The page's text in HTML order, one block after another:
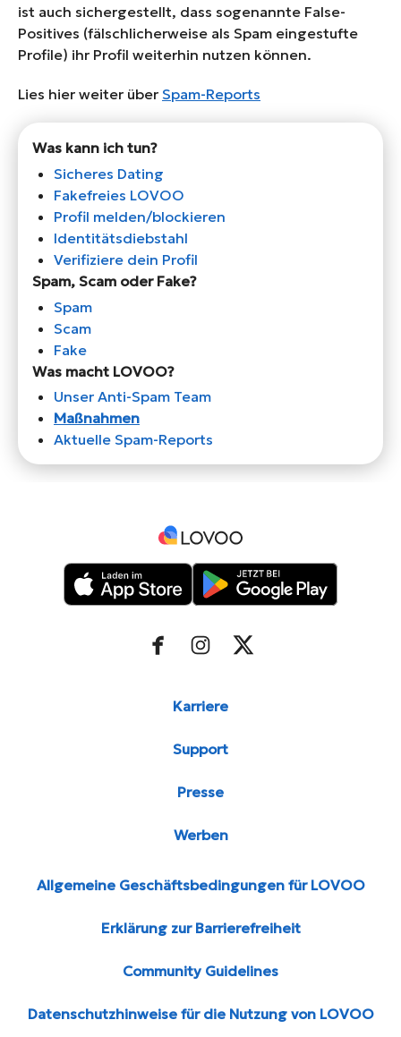
ist auch sichergestellt, dass sogenannte False-
Positives (fälschlicherweise als Spam eingestufte
Profile) ihr Profil weiterhin nutzen können.
Lies hier weiter über Spam-Reports
Was kann ich tun?
Sicheres Dating
Fakefreies LOVOO
Profil melden/blockieren
Identitätsdiebstahl
Verifiziere dein Profil
Spam, Scam oder Fake?
Spam
Scam
Fake
Was macht LOVOO?
Unser Anti-Spam Team
Maßnahmen
Aktuelle Spam-Reports
Karriere
Support
Presse
Werben
Allgemeine Geschäftsbedingungen für LOVOO
Erklärung zur Barrierefreiheit
Community Guidelines
Datenschutzhinweise für die Nutzung von LOVOO